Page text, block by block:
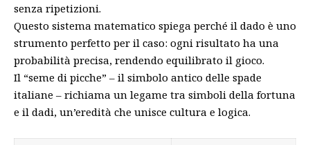
senza ripetizioni.
Questo sistema matematico spiega perché il dado è uno
strumento perfetto per il caso: ogni risultato ha una
probabilità precisa, rendendo equilibrato il gioco.
Il “seme di picche” – il simbolo antico delle spade
italiane – richiama un legame tra simboli della fortuna
e il dadi, un’eredità che unisce cultura e logica.